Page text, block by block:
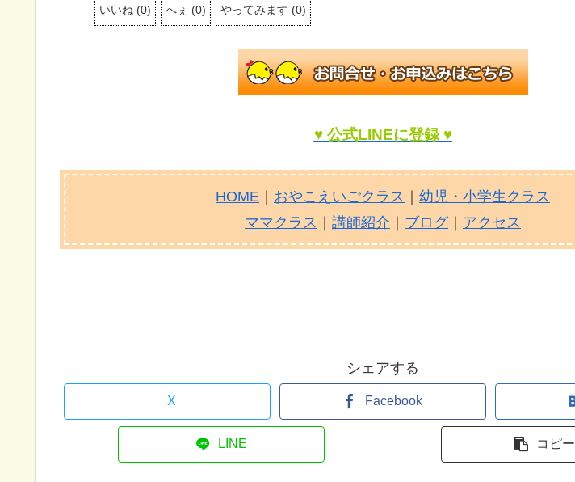
いいね (0) へぇ (0) やってみます (0)
♥ 公式LINEに登録 ♥
HOME おやこえいごクラス
幼児・小学生クラス
ママクラス
講師紹介 ブログ｜ アクセス
シェアする
X Facebook
LINE コピー